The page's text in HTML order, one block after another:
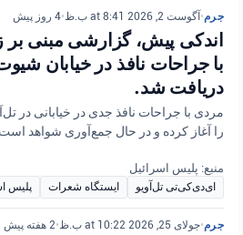
جرم•آگوست 2, 2026 at 8:41 ب.ظ •4 روز پیش
اندکی پیش، گزارشی مبنی
با جراحات نافذ در خیابان
دریافت شد.
مردی با جراحات نافذ جدی در خیابانی در
را آغاز کرده و در حال جمع‌آوری شواهد است.
منبع: پلیس اسرائیل
ای‌دی‌کی‌تی تل‌آویو ایستگاه شعرات پلیس
جرم•جولای 25, 2026 at 10:22 ب.ظ •2 هفته پیش